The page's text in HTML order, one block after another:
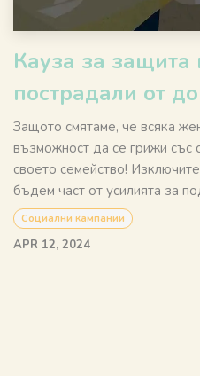
Кауза за защита
пострадали от
Защото смятаме, че всяка
възможност да се грижи със
своето семейство!
бъдем част от усилията за
Социални кампании
APR 12, 2024